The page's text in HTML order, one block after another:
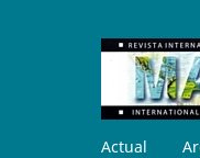
Actual